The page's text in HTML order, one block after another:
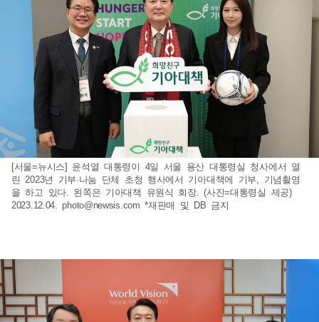
[서울=뉴시스] 윤석열 대통령이 4일 서울 용산 대통령실 청사에서 열
린 2023년 기부·나눔 단체 초청 행사에서 기아대책에 기부, 기념촬영
을 하고 있다. 왼쪽은 기아대책 유원식 회장. (사진=대통령실 제공)
2023.12.04.photo@newsis.com *재판매 및 DB 금지